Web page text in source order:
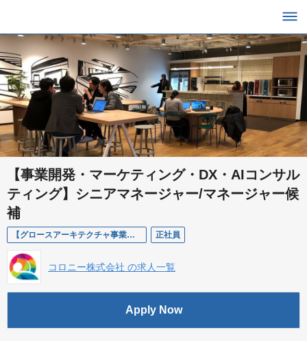
【事業開発・マーケティング・DX・AIコンサル
ティング】シニアマネージャー/マネージャー候
補
【グロースアーキテクチャ事業部】事業開発・マーケティング・DX・AIコンサルティング シニアマネージャー/マネージャー候補 正社員
コロニー株式会社 の求人一覧
Apply Now